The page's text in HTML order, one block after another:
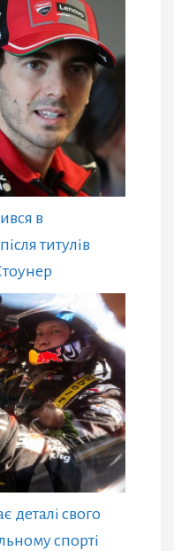
в
титулів
деталі свого
спорті